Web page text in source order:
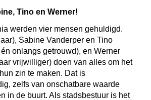
Tino en Werner!
werden vier mensen gehuldigd.
Sabine Vanderper en Tino
onlangs getrouwd), en Werner
vrijwilliger) doen van alles om het
zin te maken. Dat is
zelfs van onschatbare waarde
in de buurt. Als stadsbestuur is het